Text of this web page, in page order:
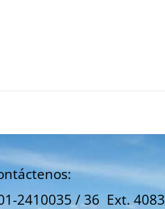
2410035 / 36 Ext. 4083